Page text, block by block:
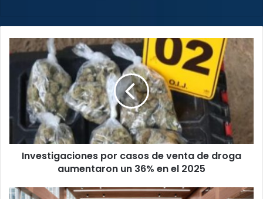
Investigaciones
por
venta
droga
aumentaron
un
36%
2025
Investigaciones por casos de venta de droga
aumentaron un 36% en el 2025
Diputados